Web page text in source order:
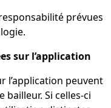
prévues
sur l’application
l’application peuvent
Si celles-ci